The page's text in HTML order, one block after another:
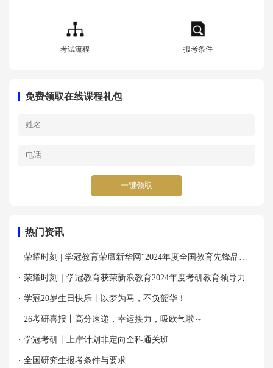
考试流程 报考条件
免费领取在线课程礼包
一键领取
热门资讯
· 荣耀时刻 | 学冠教育荣膺新华网“2024年度全国教育先锋品牌
优秀案例”殊荣！
· 荣耀时刻｜学冠教育获荣新浪教育2024年度考研教育领导力品
牌！
· 学冠20岁生日快乐丨以梦为马，不负韶华！
· 26考研喜报丨高分速递，幸运接力，吸欧气啦～
· 学冠考研丨上岸计划非定向全科通关班
· 全国研究生报考条件与要求